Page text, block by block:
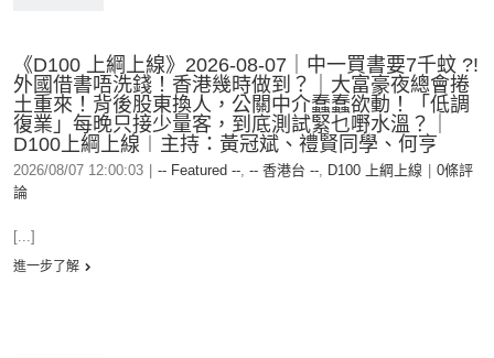
《D100 上綱上線》2026-08-07｜中一買書要7千蚊 ?!
外國借書唔洗錢！香港幾時做到？｜大富豪夜總會捲
土重來！背後股東換人，公關中介蠢蠢欲動！「低調
復業」每晚只接少量客，到底測試緊乜嘢水溫？｜
D100上綱上線︱主持：黃冠斌、禮賢同學、何亨
2026/08/07 12:00:03 -- Featured --, -- 香港台 --, D100 上綱上線
0條評
論
[...]
進一步了解